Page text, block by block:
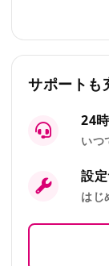
サポートも
24
いつ
設
はじ